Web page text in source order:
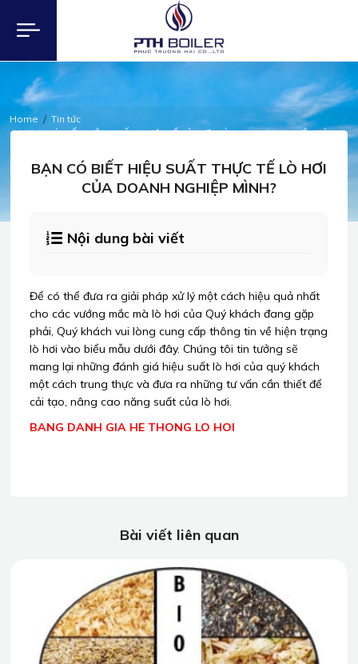
Home
Tin tức
BẠN CÓ BIẾT HIỆU SUẤT THỰC TẾ LÒ HƠI CỦA DOANH NGHIỆP MÌNH?
TIN TỨC
BẠN CÓ BIẾT HIỆU SUẤT THỰC TẾ LÒ HƠI
CỦA DOANH NGHIỆP MÌNH?
Nội dung bài viết
Để có thể đưa ra giải pháp xử lý một cách hiệu quả nhất
cho các vướng mắc mà lò hơi của Quý khách đang gặp
phải, Quý khách vui lòng cung cấp thông tin về hiện trạng
lò hơi vào biểu mẫu dưới đây. Chúng tôi tin tưởng sẽ
mang lại những đánh giá hiệu suất lò hơi của quý khách
một cách trung thực và đưa ra những tư vấn cần thiết để
cải tạo, nâng cao năng suất của lò hơi.
BANG DANH GIA HE THONG LO HOI
Bài viết liên quan